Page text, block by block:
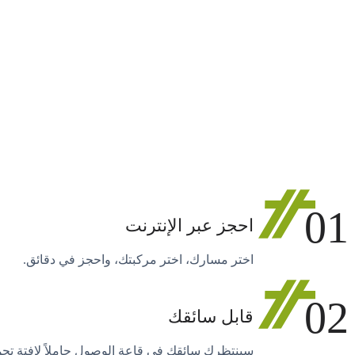
01 احجز عبر الإنترنت
اختر مسارك، اختر مركبتك، واحجز في دقائق.
02 قابل سائقك
سينتظرك سائقك في قاعة الوصول حاملاً لافتة